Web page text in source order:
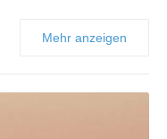
Mehr anzeigen